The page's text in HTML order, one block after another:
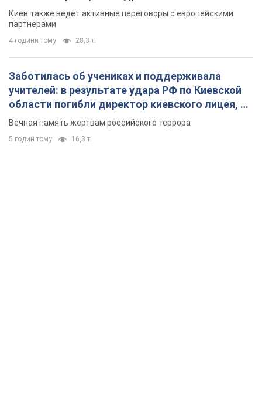
Киев также ведет активные переговоры с европейскими
партнерами
4 години тому 28,3 т.
Заботилась об учениках и поддерживала
учителей: в результате удара РФ по Киевской
области погибли директор киевского лицея, её
муж и внук
Вечная память жертвам российского террора
5 годин тому 16,3 т.